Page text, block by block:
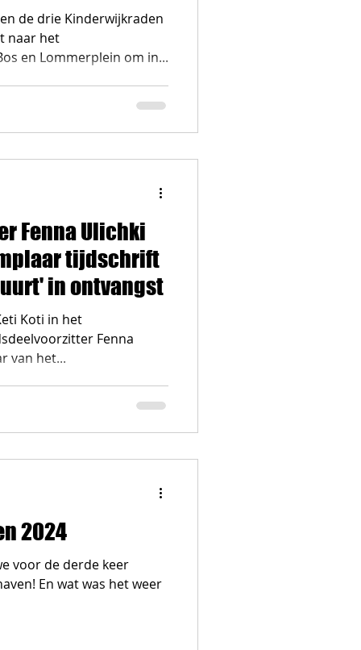
de drie Kinderwijkraden
naar het
en Lommerplein om in...
Fenna Ulichki
tijdschrift
in ontvangst
Koti in het
Fenna
van het...
2024
voor de derde keer
En wat was het weer